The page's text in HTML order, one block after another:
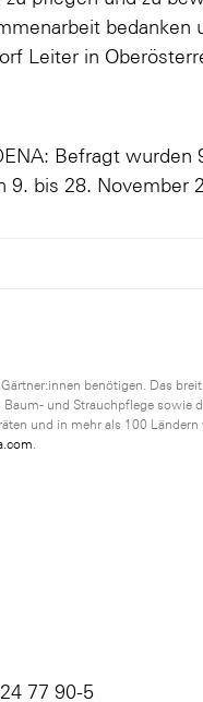
bedanken
Leiter in
Befragt wurden
9. bis 28. November
benötigen. Das
und Strauchpflege sowie
und in mehr als 100
.
77 90-5